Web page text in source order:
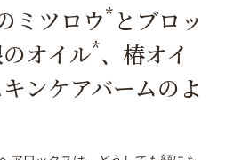
ミツロウ* とブロッ
オイル*、椿オイ
ンケアバームのよ